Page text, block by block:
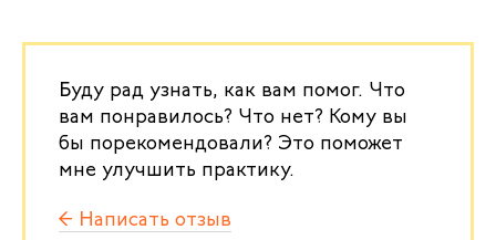
Буду рад узнать, как вам помог. Что
вам понравилось? Что нет? Кому вы
бы порекомендовали? Это поможет
мне улучшить практику.
← Написать отзыв